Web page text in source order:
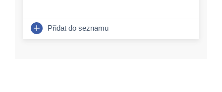
Přidat do seznamu